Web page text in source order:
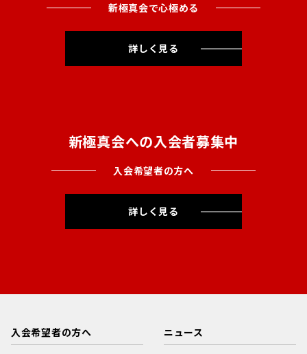
新極真会で心極める
詳しく見る
新極真会への入会者募集中
入会希望者の方へ
詳しく見る
入会希望者の方へ ニュース